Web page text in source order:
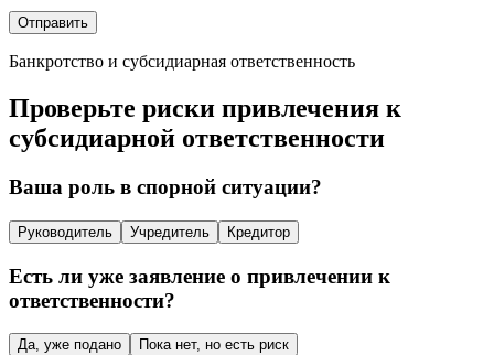
Банкротство и субсидиарная ответственность
Проверьте риски привлечения к
субсидиарной ответственности
Ваша роль в спорной ситуации?
Руководитель Учредитель Кредитор
Есть ли уже заявление о привлечении к
ответственности?
Да, уже подано Пока нет, но есть риск